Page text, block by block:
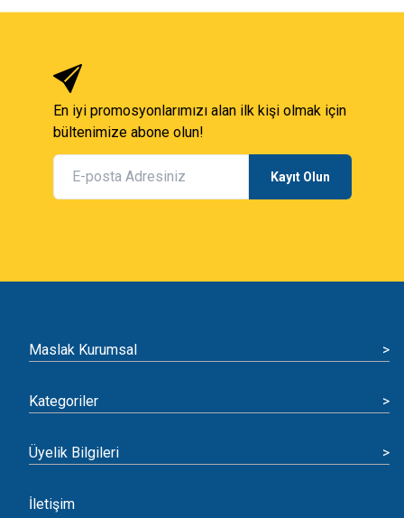
En iyi promosyonlarımızı alan ilk kişi olmak için
bültenimize abone olun!
Kayıt Olun
Maslak Kurumsal >
Kategoriler >
Üyelik Bilgileri >
İletişim